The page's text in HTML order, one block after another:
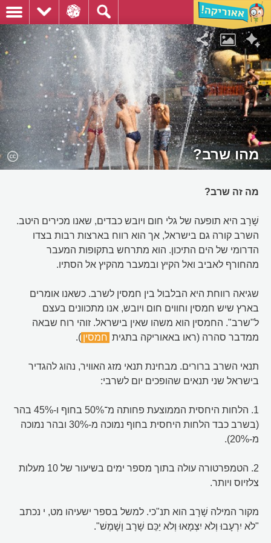
מהו שרב?
מה זה שרב?
שָׁרָב היא תופעה של גלי חום ויובש כבדים, שאנו מכירים היטב.
השרב קורה גם בישראל, אך הוא רווח בארצות רבות בצדו
הדרומי של הים התיכון. הוא מתרחש בתקופות המעבר
מהחורף לאביב ואל הקיץ ובמעבר מהקיץ אל הסתיו.
שגיאה רווחת היא הבלבול בין חמסין לשרב. כשאנו אומרים
בארץ שיש חמסין וחווים חום ויובש, אנו מתכוונים בעצם
ל"שרב". החמסין הוא משהו שאין בישראל. זוהי רוח שבאה
ממדבר סהרה (ראו באאוריקה בתגית חמסין ).
תנאי השרב ברורים. מבחינת תנאי מזג האוויר, נהוג להגדיר
בישראל שני תנאים שהופכים יום לשרבי:
1. הלחות היחסית הממוצעת פחותה מ־50% בחוף ו-45% בהר
(בשרב כבד הלחות היחסית בחוף נמוכה מ-30% ובהר נמוכה
מ-20%).
2. הטמפרטורה עולה בתוך מספר ימים בשיעור של 10 מעלות
צלזיוס ויותר.
מקור המילה שָׁרָב הוא תנ"כי. למשל בספר ישעיהו מט, י נכתב
"לֹא יִרְעָבוּ וְלֹא יִצְמָאוּ וְלֹא יַכֵּם שָׁרָב וָשָׁמֶשׁ".